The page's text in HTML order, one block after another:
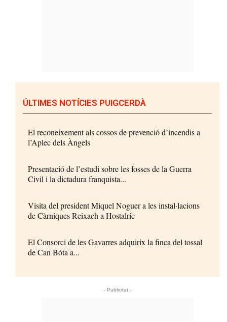
ÚLTIMES NOTÍCIES PUIGCERDÀ
El reconeixement als cossos de prevenció d’incendis a
l’Aplec dels Àngels
Presentació de l’estudi sobre les fosses de la Guerra
Civil i la dictadura franquista...
Visita del president Miquel Noguer a les instal·lacions
de Càrniques Reixach a Hostalric
El Consorci de les Gavarres adquirix la finca del tossal
de Can Bóta a...
- Publicitat -